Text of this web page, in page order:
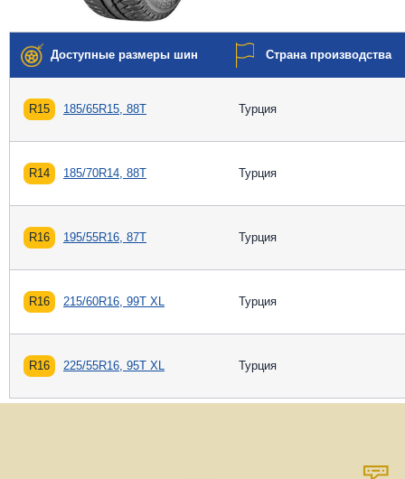
Доступные размеры шин Страна производства
R15 185/65R15, 88T Турция
R14 185/70R14, 88T Турция
R16 195/55R16, 87T Турция
R16 215/60R16, 99T XL Турция
R16 225/55R16, 95T XL Турция